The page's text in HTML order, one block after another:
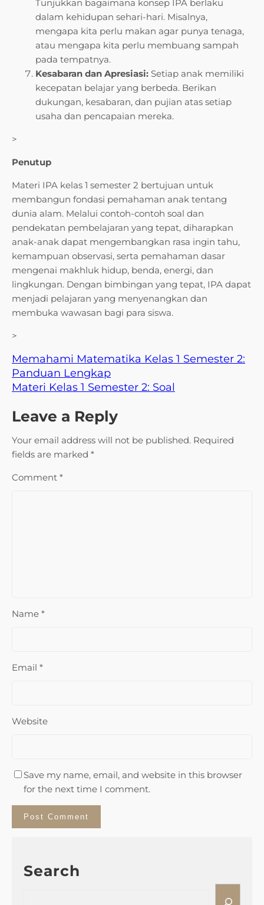
Tunjukkan bagaimana konsep IPA berlaku
dalam kehidupan sehari-hari. Misalnya,
mengapa kita perlu makan agar punya tenaga,
atau mengapa kita perlu membuang sampah
pada tempatnya.
Kesabaran dan Apresiasi: Setiap anak memiliki
kecepatan belajar yang berbeda. Berikan
dukungan, kesabaran, dan pujian atas setiap
usaha dan pencapaian mereka.
>
Penutup
Materi IPA kelas 1 semester 2 bertujuan untuk
membangun fondasi pemahaman anak tentang
dunia alam. Melalui contoh-contoh soal dan
pendekatan pembelajaran yang tepat, diharapkan
anak-anak dapat mengembangkan rasa ingin tahu,
kemampuan observasi, serta pemahaman dasar
mengenai makhluk hidup, benda, energi, dan
lingkungan. Dengan bimbingan yang tepat, IPA dapat
menjadi pelajaran yang menyenangkan dan
membuka wawasan bagi para siswa.
>
Memahami Matematika Kelas 1 Semester 2:
Panduan Lengkap
Materi Kelas 1 Semester 2: Soal
Leave a Reply
Your email address will not be published. Required
fields are marked *
Comment *
Name *
Email *
Website
Save my name, email, and website in this browser
for the next time I comment.
Search